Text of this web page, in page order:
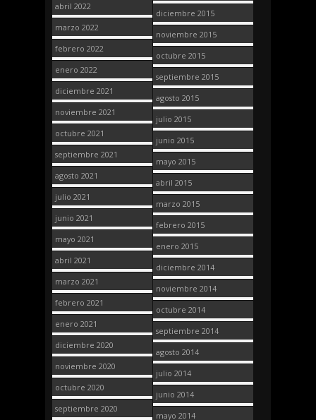
abril 2022
marzo 2022
febrero 2022
enero 2022
diciembre 2021
noviembre 2021
octubre 2021
septiembre 2021
agosto 2021
julio 2021
junio 2021
mayo 2021
abril 2021
marzo 2021
febrero 2021
enero 2021
diciembre 2020
noviembre 2020
octubre 2020
septiembre 2020
diciembre 2015
noviembre 2015
octubre 2015
septiembre 2015
agosto 2015
julio 2015
junio 2015
mayo 2015
abril 2015
marzo 2015
febrero 2015
enero 2015
diciembre 2014
noviembre 2014
octubre 2014
septiembre 2014
agosto 2014
julio 2014
junio 2014
mayo 2014